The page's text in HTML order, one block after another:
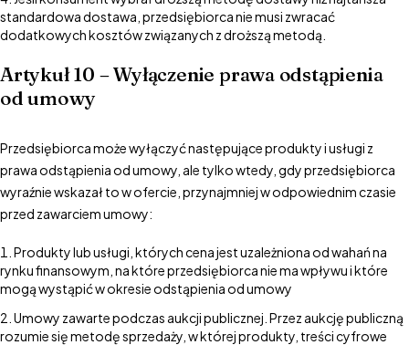
standardowa dostawa, przedsiębiorca nie musi zwracać
dodatkowych kosztów związanych z droższą metodą.
Artykuł 10 – Wyłączenie prawa odstąpienia
od umowy
Przedsiębiorca może wyłączyć następujące produkty i usługi z
prawa odstąpienia od umowy, ale tylko wtedy, gdy przedsiębiorca
wyraźnie wskazał to w ofercie, przynajmniej w odpowiednim czasie
przed zawarciem umowy:
Produkty lub usługi, których cena jest uzależniona od wahań na
rynku finansowym, na które przedsiębiorca nie ma wpływu i które
mogą wystąpić w okresie odstąpienia od umowy
Umowy zawarte podczas aukcji publicznej. Przez aukcję publiczną
rozumie się metodę sprzedaży, w której produkty, treści cyfrowe